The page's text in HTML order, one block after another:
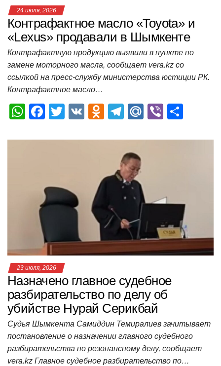
24 июля, 2026
Контрафактное масло «Toyota» и
«Lexus» продавали в Шымкенте
Контрафактную продукцию выявили в пункте по
замене моторного масла, сообщает vera.kz со
ссылкой на пресс-службу министерства юстиции РК.
Контрафактное масло…
W
at
F
c
o
o
T
tt
V
O
n
kl
ss
ni
ki
T
e
gr
a
m
M
.R
Vi
er п
и
т
ь
23 июля, 2026
Назначено главное судебное
разбирательство по делу об
убийстве Нурай Серикбай
Судья Шымкента Самиддин Темиралиев зачитывает
постановление о назначении главного судебного
разбирательства по резонансному делу, сообщает
vera.kz Главное судебное разбирательство по…